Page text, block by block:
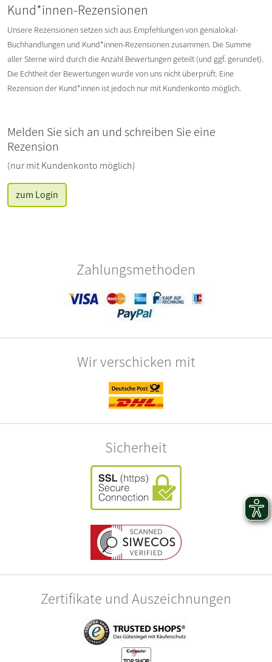
Kund*innen-Rezensionen
Unsere Rezensionen setzen sich aus Empfehlungen von genialokal-
Buchhandlungen und Kund*innen-Rezensionen zusammen. Die Summe
aller Sterne wird durch die Anzahl Bewertungen geteilt (und ggf. gerundet).
Die Echtheit der Bewertungen wurde von uns nicht überprüft. Eine
Rezension der Kund*innen ist jedoch nur mit Kundenkonto möglich.
Melden Sie sich an und schreiben Sie eine
Rezension
(nur mit Kundenkonto möglich)
zum Login
Zahlungsmethoden
Wir verschicken mit
Sicherheit
Zertifikate und Auszeichnungen